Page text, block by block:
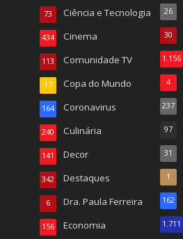
Ciência e Tecnologia
73
Cinema
434
Comunidade TV
113
Copa do Mundo
17
Coronavirus
164
Culinária
240
Decor
141
Destaques
342
Dra. Paula Ferreira
6
Economia
156
26
30
1.156
4
237
97
31
1
162
1.711